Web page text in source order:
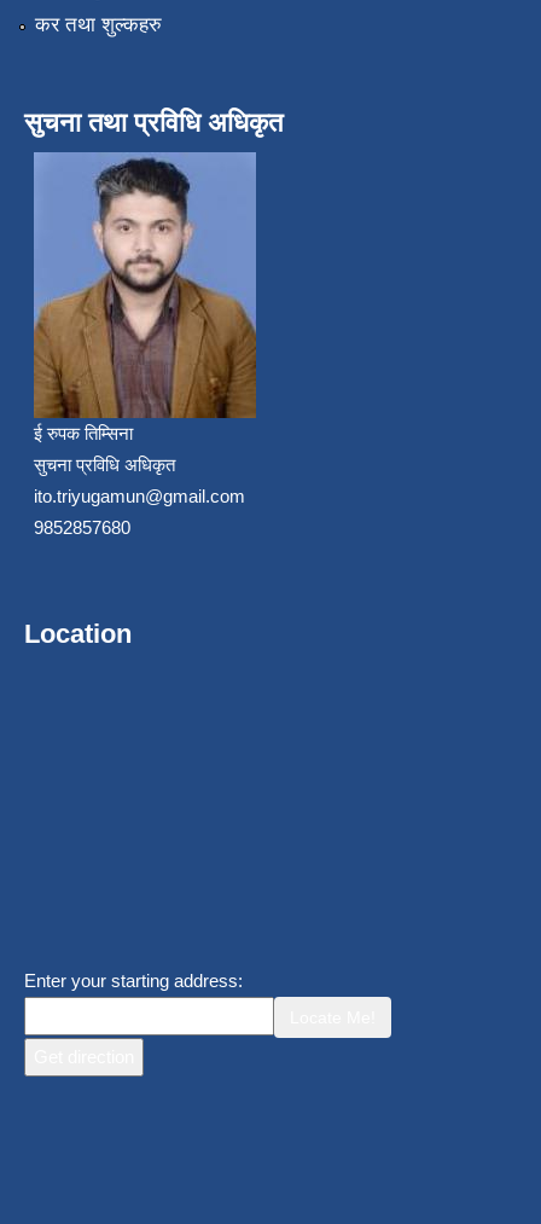
कर तथा शुल्कहरु
सुचना तथा प्रविधि अधिकृत
ई रुपक तिम्सिना
सुचना प्रविधि अधिकृत
ito.triyugamun@gmail.com
9852857680
Location
Enter your starting address: